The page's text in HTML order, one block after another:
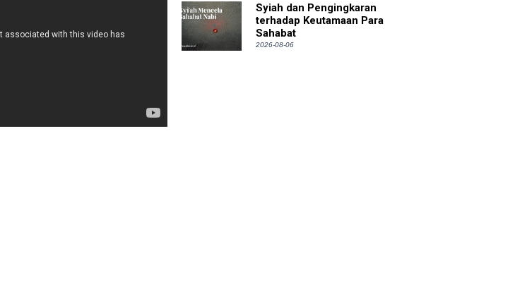
Syiah dan Pengingkaran
terhadap Keutamaan Para
Sahabat
2026-08-06